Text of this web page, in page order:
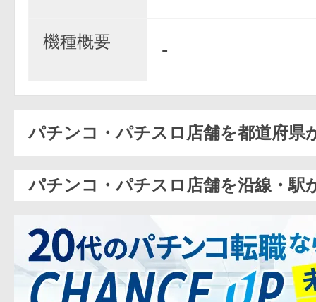
機種概要 -
パチンコ・パチスロ店舗を都道府県
パチンコ・パチスロ店舗を沿線・駅